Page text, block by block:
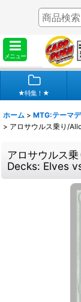
メニュー
★特集！★
ホーム > MTG:テーマ
> アロサウルス乗り/
アロサウルス
Decks: Elves